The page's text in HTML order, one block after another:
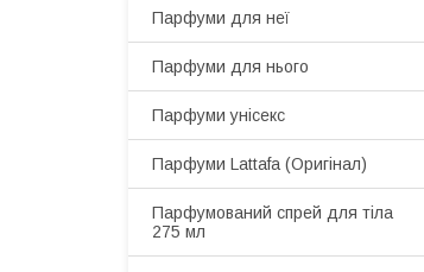
Парфуми для неї
Парфуми для нього
Парфуми унісекс
Парфуми Lattafa (Оригінал)
Парфумований спрей для тіла
275 мл